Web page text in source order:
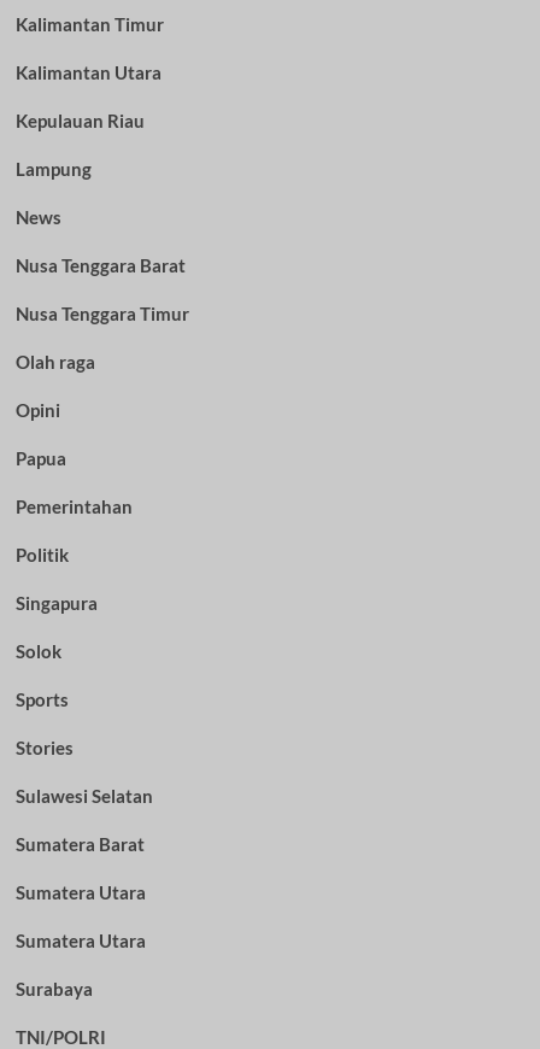
Kalimantan Timur
Kalimantan Utara
Kepulauan Riau
Lampung
News
Nusa Tenggara Barat
Nusa Tenggara Timur
Olah raga
Opini
Papua
Pemerintahan
Politik
Singapura
Solok
Sports
Stories
Sulawesi Selatan
Sumatera Barat
Sumatera Utara
Sumatera Utara
Surabaya
TNI/POLRI